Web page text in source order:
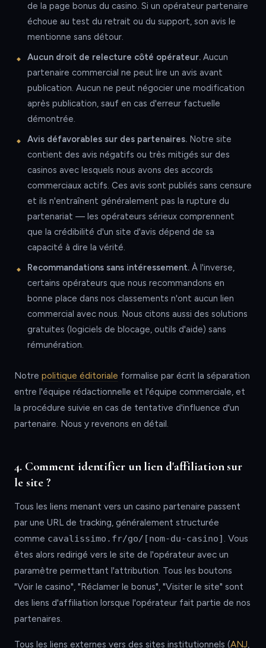
de la page bonus du casino. Si un opérateur partenaire
échoue au test du retrait ou du support, son avis le
mentionne sans détour.
Aucun droit de relecture côté opérateur. Aucun
partenaire commercial ne peut lire un avis avant
publication. Aucun ne peut négocier une modification
après publication, sauf en cas d'erreur factuelle
démontrée.
Avis défavorables sur des partenaires. Notre site
contient des avis négatifs ou très mitigés sur des
casinos avec lesquels nous avons des accords
commerciaux actifs. Ces avis sont publiés sans censure
et ils n'entraînent généralement pas la rupture du
partenariat — les opérateurs sérieux comprennent
que la crédibilité d'un site d'avis dépend de sa
capacité à dire la vérité.
Recommandations sans intéressement. À l'inverse,
certains opérateurs que nous recommandons en
bonne place dans nos classements n'ont aucun lien
commercial avec nous. Nous citons aussi des solutions
gratuites (logiciels de blocage, outils d'aide) sans
rémunération.
Notre politique éditoriale formalise par écrit la séparation
entre l'équipe rédactionnelle et l'équipe commerciale, et
la procédure suivie en cas de tentative d'influence d'un
partenaire. Nous y revenons en détail.
4. Comment identifier un lien d'affiliation sur
le site ?
Tous les liens menant vers un casino partenaire passent
par une URL de tracking, généralement structurée
comme cavalissimo.fr/go/[nom-du-casino] . Vous
êtes alors redirigé vers le site de l'opérateur avec un
paramètre permettant l'attribution. Tous les boutons
"Voir le casino", "Réclamer le bonus", "Visiter le site" sont
des liens d'affiliation lorsque l'opérateur fait partie de nos
partenaires.
Tous les liens externes vers des sites institutionnels (ANJ,